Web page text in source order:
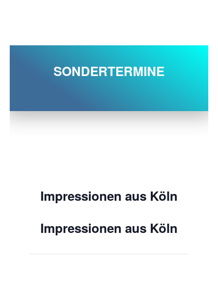
SONDERTERMINE
Impressionen aus Köln
Impressionen aus Köln